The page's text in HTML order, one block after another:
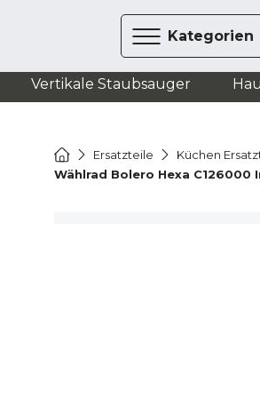
Kategorien
Vertikale Staubsauger
Ersatzteile
Küchen
Wählrad Bolero Hexa C126000